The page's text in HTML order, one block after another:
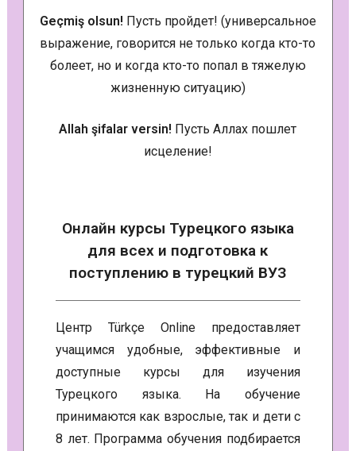
Geçmiş olsun! Пусть пройдет! (универсальное
выражение, говорится не только когда кто-то
болеет, но и когда кто-то попал в тяжелую
жизненную ситуацию)
Allah şifalar versin! Пусть Аллах пошлет
исцеление!
Онлайн курсы Турецкого языка
для всех и подготовка к
поступлению в турецкий ВУЗ
Центр Türkçe Online предоставляет
учащимся удобные, эффективные и
доступные курсы для изучения
Турецкого языка. На обучение
принимаются как взрослые, так и дети с
8 лет. Программа обучения подбирается